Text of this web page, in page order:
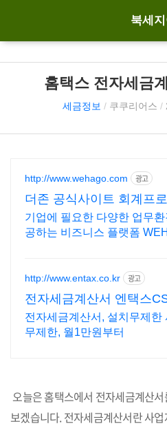
북세
홈택스 전자세금
세금정보 / 쿠쿠리어스 /
http://www.wehago.com 광고
더존 공식사이트 회계프
기업에 필요한 다양한 업무환
공하는 비즈니스 플랫폼
http://www.entax.co.kr 광고
전자세금계산서 엔택스
제한무료발행
전자세금계산서, 설치무제한
무제한, 월1만원부터
오늘은 홈택스에서 전자세금계산
보겠습니다. 전자세금계산서란 사